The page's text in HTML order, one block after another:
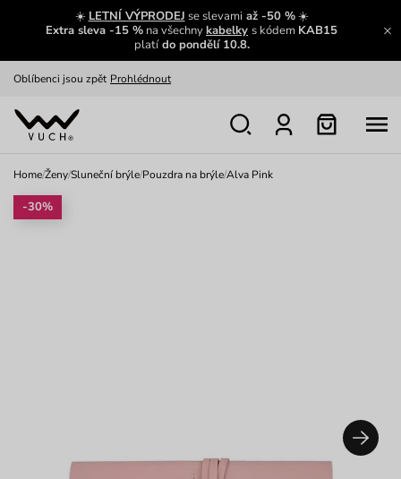
☀️ LETNÍ VÝPRODEJ se slevamiaž -50 %☀️
Extra sleva -15 % na všechnykabelky s kódem KAB15
platído pondělí 10.8.
Zajímavosti ze světa Vuch:
Zobrazit
Oblíbenci jsou zpět Prohlédnout
Nech se inspirovat
Home/Ženy/Sluneční brýle/Pouzdra na brýle/Alva Pink
-30%